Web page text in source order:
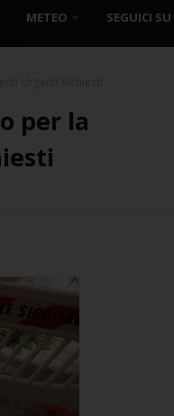
METEO SEGUICI
per la